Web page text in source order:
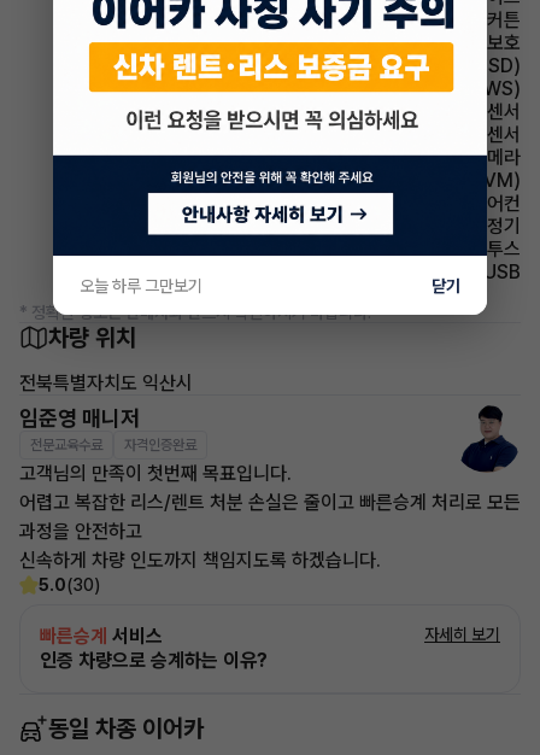
에어백 커튼
에어백 무릎보호
주행안전 후측방경보시스템(BSD)
주행안전 차선이탈경보(LDWS)
주차보조 전방감지센서
주차보조 후방감지센서
주차보조 후방카메라
주차보조 어라운드뷰(AVM)
에어컨 풀오토에어컨
에어컨 공기청정기
유무선단자 블루투스
유무선단자 USB
* 정확한 정보는 판매자와 반드시 확인하시기 바랍니다.
차량 위치
전북특별자치도 익산시
임준영 매니저
전문교육수료 자격인증완료
고객님의 만족이 첫번째 목표입니다.
어렵고 복잡한 리스/렌트 처분 손실은 줄이고 빠른승계 처리로 모든
과정을 안전하고
신속하게 차량 인도까지 책임지도록 하겠습니다.
5.0(30)
빠른승계 서비스
인증 차량으로 승계하는 이유?
자세히 보기
동일 차종 이어카
오늘 하루 그만보기 닫기